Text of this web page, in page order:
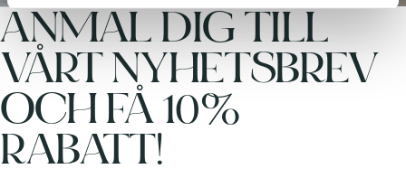
ANMÄL DIG TILL
VÅRT NYHETSBREV
OCH FÅ 10%
RABATT!